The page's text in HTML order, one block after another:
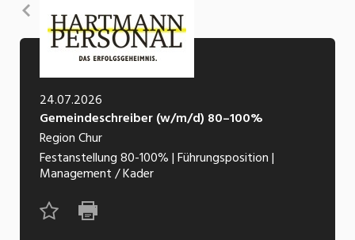
Lehrstelle
Ferienjob
POSITION
Führungsposition
Management / Kader
Consulting, Human Resources
Einkauf, Logistik, Transport, Verkehr
Engineering, Technik, Architektur
Finanzen, Controlling, Treuhand, Recht
Gartenbau, Landwirtschaft, Forstwirtschaft
Lebensmittel
Zurück
24.07.2026
Gemeindeschreiber (w/m/d) 80–100%
Region Chur
Festanstellung80-100%|Führungsposition|
Management / Kader